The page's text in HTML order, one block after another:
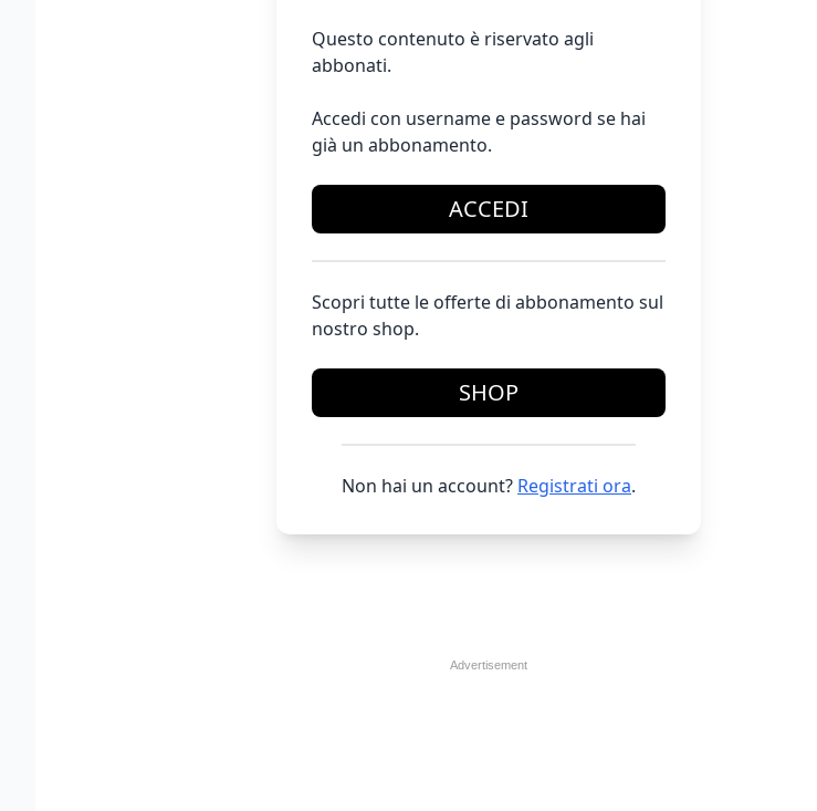
Questo contenuto è riservato agli
abbonati.
Accedi con username e password se hai
già un abbonamento.
ACCEDI
Scopri tutte le offerte di abbonamento sul
nostro shop.
SHOP
Non hai un account? Registrati ora.